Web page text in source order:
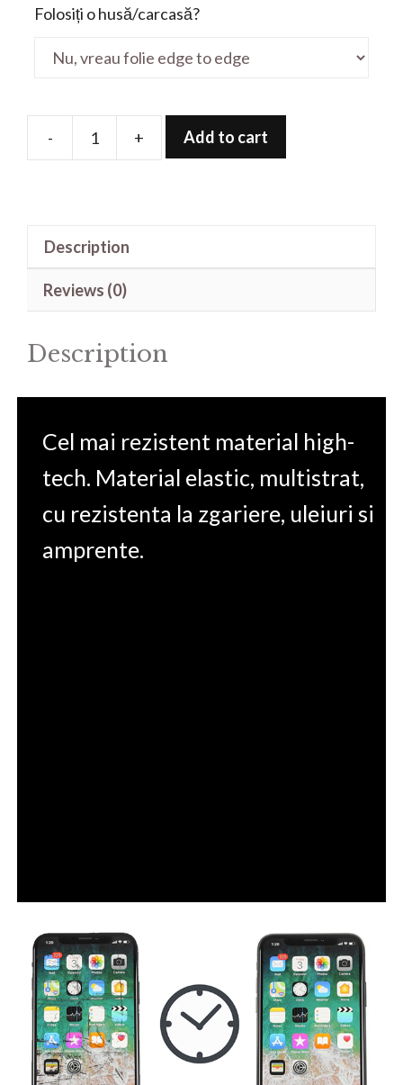
Folosiți o husă/carcasă?
-
Folie
+ Add to cart
Description
Reviews (0)
Description
Cel mai rezistent material high-
tech. Material elastic, multistrat,
cu rezistenta la zgariere, uleiuri si
amprente.